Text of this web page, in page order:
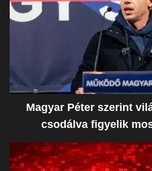
Magyar Péter szerint
csodálva figyelik